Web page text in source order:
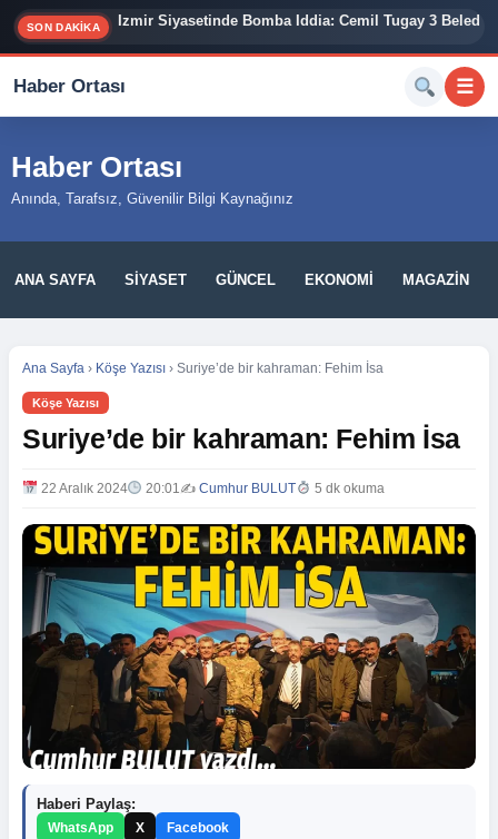
SON DAKİKA İzmir Siyasetinde Bomba İddia: Cemil Tugay 3
Haber Ortası ☰
Haber Ortası
Anında, Tarafsız, Güvenilir Bilgi Kaynağınız
ANA SAYFA SIYASET GÜNCEL EKONOMI MAGAZIN
Ana Sayfa › Köşe Yazısı › Suriye’de bir kahraman: Fehim İsa
Köşe Yazısı
Suriye’de bir kahraman: Fehim İsa
22 Aralık 2024 20:01✍️Cumhur BULUT 5 dk okuma
Haberi Paylaş:
WhatsApp X Facebook